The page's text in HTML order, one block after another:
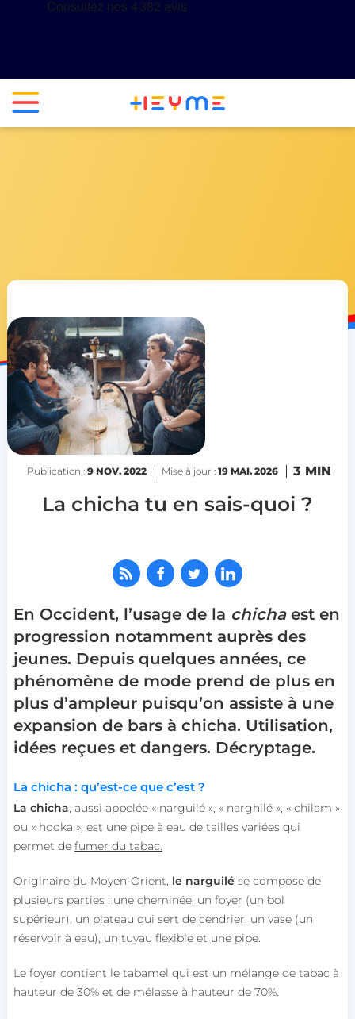
Publication : 9 NOV. 2022 Mise à jour : 19 MAI. 2026 3 MIN
La chicha tu en sais-quoi ?
En Occident, l’usage de la chicha est en
progression notamment auprès des
jeunes. Depuis quelques années, ce
phénomène de mode prend de plus en
plus d’ampleur puisqu’on assiste à une
expansion de bars à chicha. Utilisation,
idées reçues et dangers. Décryptage.
La chicha : qu’est-ce que c’est ?
La chicha, aussi appelée « narguilé », « narghilé », « chilam »
ou « hooka », est une pipe à eau de tailles variées qui
permet de fumer du tabac.
Originaire du Moyen-Orient, le narguilé se compose de
plusieurs parties : une cheminée, un foyer (un bol
supérieur), un plateau qui sert de cendrier, un vase (un
réservoir à eau), un tuyau flexible et une pipe.
Le foyer contient le tabamel qui est un mélange de tabac à
hauteur de 30% et de mélasse à hauteur de 70%.